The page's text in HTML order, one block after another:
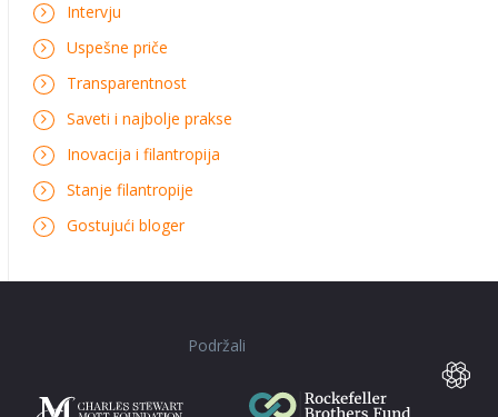
Intervju
Uspešne priče
Transparentnost
Saveti i najbolje prakse
Inovacija i filantropija
Stanje filantropije
Gostujući bloger
Podržali